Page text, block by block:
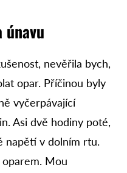
únavu
nevěřila bych,
opar. Příčinou byly
vyčerpávající
Asi dvě hodiny poté,
napětí v dolním rtu.
oparem. Mou